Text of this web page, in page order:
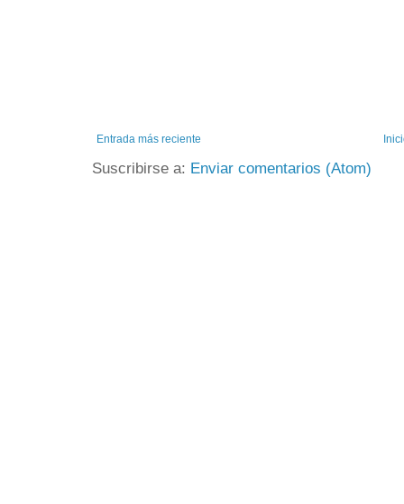
Entrada más reciente
Suscribirse a: Enviar comentarios (Atom)